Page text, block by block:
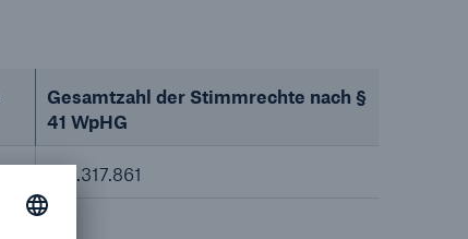
Gesamtzahl der Stimmrechte nach §
41 WpHG
144.317.861